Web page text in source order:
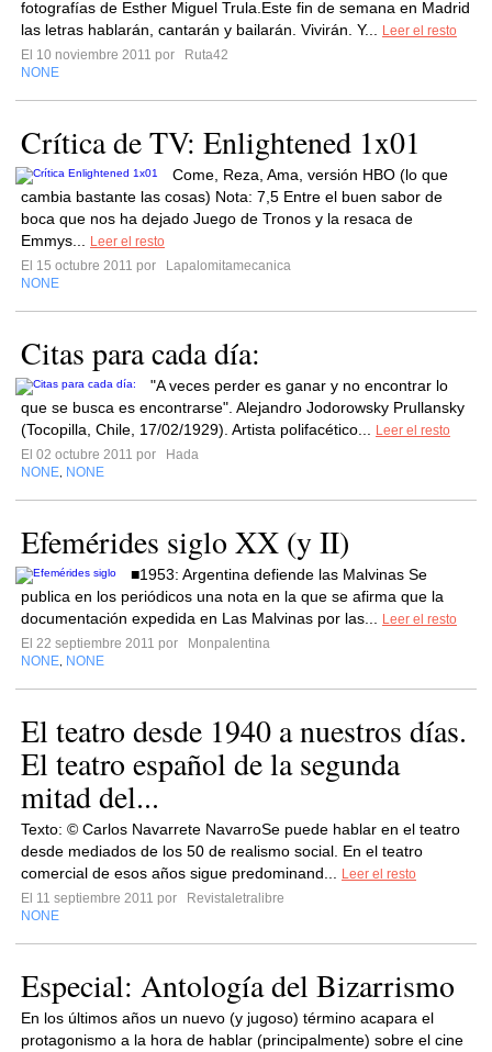
fotografías de Esther Miguel Trula.Este fin de semana en Madrid
las letras hablarán, cantarán y bailarán. Vivirán. Y...
Leer el resto
El 10 noviembre 2011 por
Ruta42
NONE
Crítica de TV: Enlightened 1x01
Come, Reza, Ama, versión HBO (lo que
cambia bastante las cosas) Nota: 7,5 Entre el buen sabor de
boca que nos ha dejado Juego de Tronos y la resaca de
Emmys...
Leer el resto
El 15 octubre 2011 por
Lapalomitamecanica
NONE
Citas para cada día:
"A veces perder es ganar y no encontrar lo
que se busca es encontrarse". Alejandro Jodorowsky Prullansky
(Tocopilla, Chile, 17/02/1929). Artista polifacético...
Leer el resto
El 02 octubre 2011 por
Hada
NONE NONE
Efemérides siglo XX (y II)
■1953: Argentina defiende las Malvinas Se
publica en los periódicos una nota en la que se afirma que la
documentación expedida en Las Malvinas por las...
Leer el resto
El 22 septiembre 2011 por
Monpalentina
NONE NONE
El teatro desde 1940 a nuestros días.
El teatro español de la segunda
mitad del...
Texto: © Carlos Navarrete NavarroSe puede hablar en el teatro
desde mediados de los 50 de realismo social. En el teatro
comercial de esos años sigue predominand...
Leer el resto
El 11 septiembre 2011 por
Revistaletralibre
NONE
Especial: Antología del Bizarrismo
En los últimos años un nuevo (y jugoso) término acapara el
protagonismo a la hora de hablar (principalmente) sobre el cine